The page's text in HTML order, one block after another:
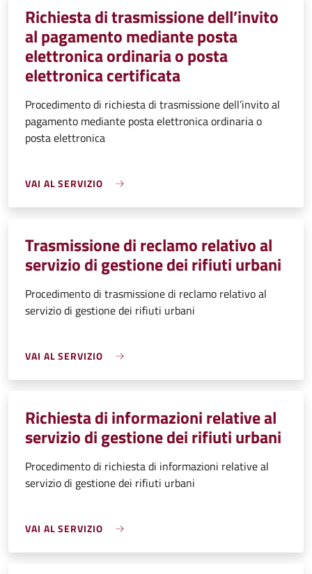
Richiesta di trasmissione dell’invito
al pagamento mediante posta
elettronica ordinaria o posta
elettronica certificata
Procedimento di richiesta di trasmissione dell’invito al
pagamento mediante posta elettronica ordinaria o
posta elettronica
VAI AL SERVIZIO
Trasmissione di reclamo relativo al
servizio di gestione dei rifiuti urbani
Procedimento di trasmissione di reclamo relativo al
servizio di gestione dei rifiuti urbani
VAI AL SERVIZIO
Richiesta di informazioni relative al
servizio di gestione dei rifiuti urbani
Procedimento di richiesta di informazioni relative al
servizio di gestione dei rifiuti urbani
VAI AL SERVIZIO